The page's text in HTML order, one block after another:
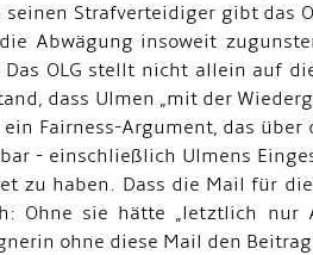
Strafverteidiger gibt das
Abwägung insoweit
OLG stellt nicht allein auf
dass Ulmen „mit der
Fairness-Argument, das
- einschließlich Ulmens
zu haben. Dass die Mail für
Ohne sie hätte „letztlich
ohne diese Mail den